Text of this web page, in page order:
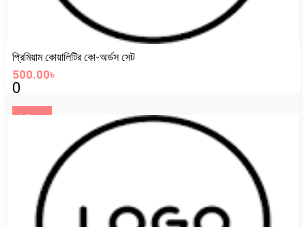
প্রিমিয়াম কোয়ালিটির কো-অর্ডস সেট
500.00৳
0
View